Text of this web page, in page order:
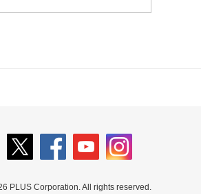
PLUS Corporation. All rights reserved.